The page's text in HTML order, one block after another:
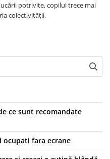
potrivite, copilul trece mai
colectivității.
ce sunt recomandate
ocupati fara ecrane